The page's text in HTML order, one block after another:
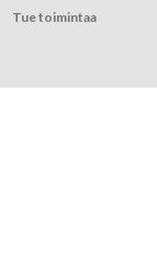
Tue toimintaa